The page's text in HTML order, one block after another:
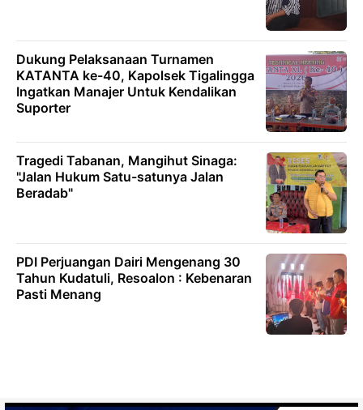
Dukung Pelaksanaan Turnamen
KATANTA ke-40, Kapolsek Tigalingga
Ingatkan Manajer Untuk Kendalikan
Suporter
Tragedi Tabanan, Mangihut Sinaga:
"Jalan Hukum Satu-satunya Jalan
Beradab"
PDI Perjuangan Dairi Mengenang 30
Tahun Kudatuli, Resoalon : Kebenaran
Pasti Menang